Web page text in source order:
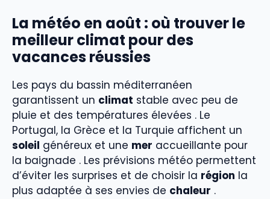
La météo en août : où trouver le
meilleur climat pour des
vacances réussies
Les pays du bassin méditerranéen
garantissent un climat stable avec peu de
pluie et des températures élevées . Le
Portugal, la Grèce et la Turquie affichent un
soleil généreux et une mer accueillante pour
la baignade . Les prévisions météo permettent
d’éviter les surprises et de choisir la région la
plus adaptée à ses envies de chaleur .